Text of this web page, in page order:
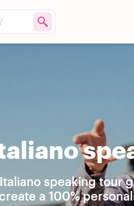
speaking tour
a 100%